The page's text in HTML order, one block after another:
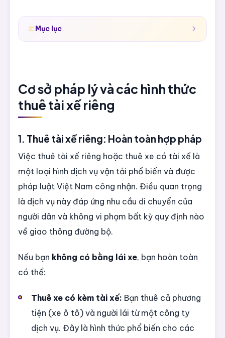
Mục lục
Cơ sở pháp lý và các hình thức
thuê tài xế riêng
1. Thuê tài xế riêng: Hoàn toàn hợp pháp
Việc thuê tài xế riêng hoặc thuê xe có tài xế là
một loại hình dịch vụ vận tải phổ biến và được
pháp luật Việt Nam công nhận. Điều quan trọng
là dịch vụ này đáp ứng nhu cầu di chuyển của
người dân và không vi phạm bất kỳ quy định nào
về giao thông đường bộ.
Nếu bạn không có bằng lái xe, bạn hoàn toàn
có thể:
Thuê xe có kèm tài xế: Bạn thuê cả phương
tiện (xe ô tô) và người lái từ một công ty
dịch vụ. Đây là hình thức phổ biến cho các